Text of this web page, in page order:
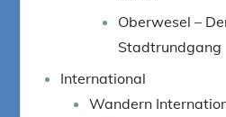
Oberwesel –
Stadtrundgang
International
Wandern